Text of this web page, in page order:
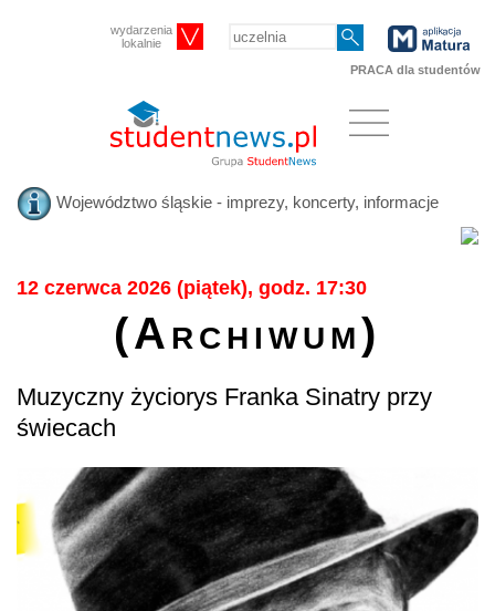
wydarzenia
lokalnie
PRACA dla studentów
Województwo śląskie - imprezy, koncerty, informacje
12 czerwca 2026 (piątek), godz. 17:30
(Archiwum)
Muzyczny życiorys Franka Sinatry przy
świecach